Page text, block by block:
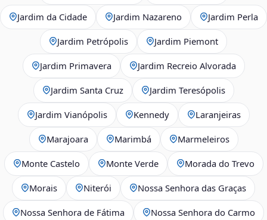
Jardim da Cidade Jardim Nazareno Jardim Perla
Jardim Petrópolis Jardim Piemont
Jardim Primavera Jardim Recreio Alvorada
Jardim Santa Cruz Jardim Teresópolis
Jardim Vianópolis Kennedy Laranjeiras
Marajoara Marimbá Marmeleiros
Monte Castelo Monte Verde Morada do Trevo
Morais Niterói Nossa Senhora das Graças
Nossa Senhora de Fátima Nossa Senhora do Carmo